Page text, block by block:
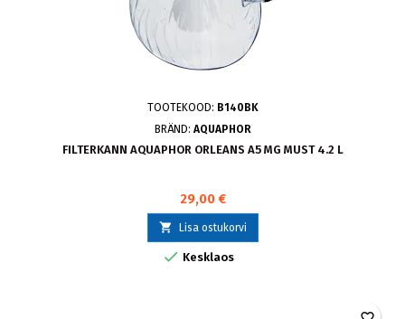
TOOTEKOOD: B140BK
BRÄND: AQUAPHOR
FILTERKANN AQUAPHOR ORLEANS A5 MG MUST 4.2 L
29,00 €
 Lisa ostukorvi
 Kesklaos